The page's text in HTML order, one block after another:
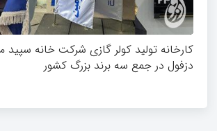
کارخانه تولید کولر گازی شرکت خانه
دزفول در جمع سه برند بزرگ کشور